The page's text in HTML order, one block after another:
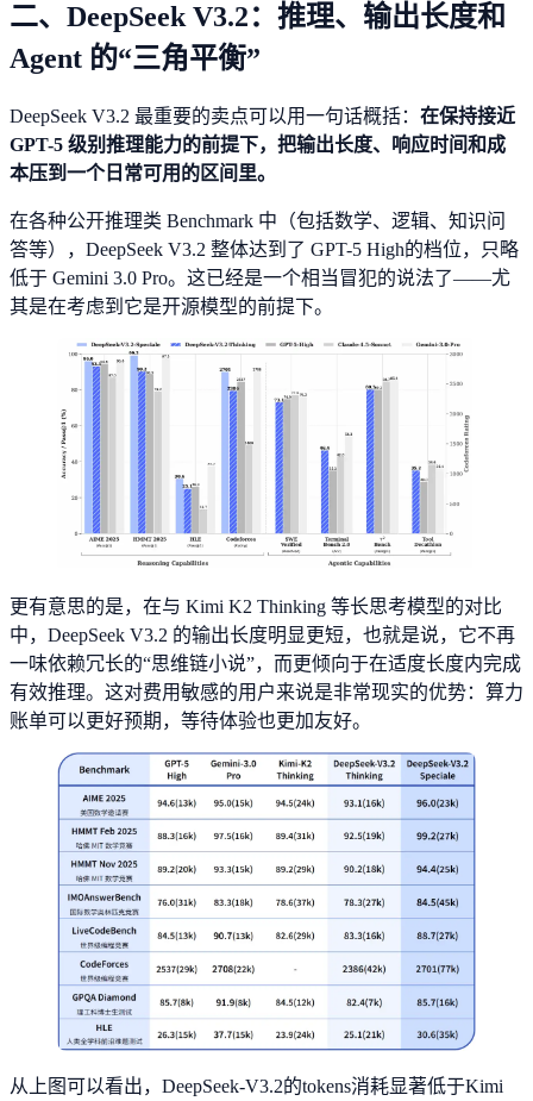
二、DeepSeek V3.2：推理、输出长度和
Agent 的“三角平衡”
DeepSeek V3.2 最重要的卖点可以用一句话概括： 在保持接近
GPT-5 级别推理能力的前提下，把输出长度、响应时间和成
本压到一个日常可用的区间里。
在各种公开推理类 Benchmark 中（包括数学、逻辑、知识问
答等），DeepSeek V3.2 整体达到了 GPT-5 High的档位，只略
低于 Gemini 3.0 Pro。这已经是一个相当冒犯的说法了——尤
其是在考虑到它是开源模型的前提下。
更有意思的是，在与 Kimi K2 Thinking 等长思考模型的对比
中，DeepSeek V3.2 的输出长度明显更短，也就是说，它不再
一味依赖冗长的“思维链小说”，而更倾向于在适度长度内完成
有效推理。这对费用敏感的用户来说是非常现实的优势：算力
账单可以更好预期，等待体验也更加友好。
从上图可以看出，DeepSeek-V3.2的tokens消耗显著低于Kimi